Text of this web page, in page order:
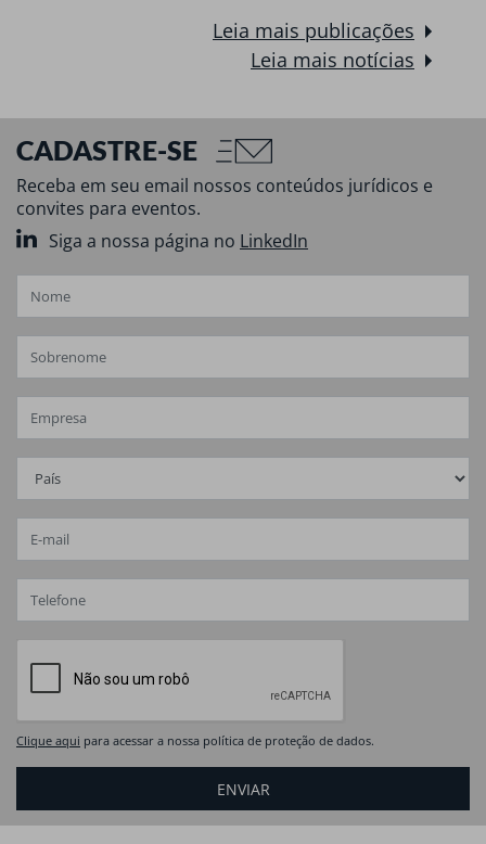
Leia mais publicações
Leia mais notícias
CADASTRE-SE
Receba em seu email nossos conteúdos jurídicos e
convites para eventos.
Siga a nossa página no LinkedIn
Clique aqui para acessar a nossa política de proteção de dados.